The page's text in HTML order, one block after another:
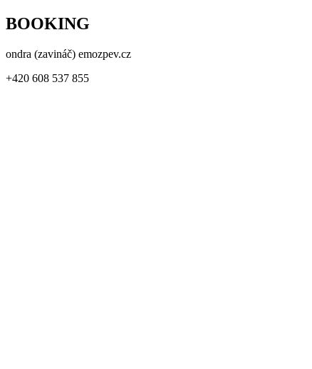
BOOKING
ondra (zavináč) emozpev.cz
+420 608 537 855